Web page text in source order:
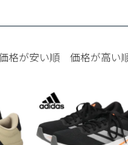
ウェア
レスシューズ
ウェア
グ
格が安い順 価格が高い